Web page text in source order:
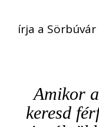
írja a Sörbúvár
Amikor
keresd